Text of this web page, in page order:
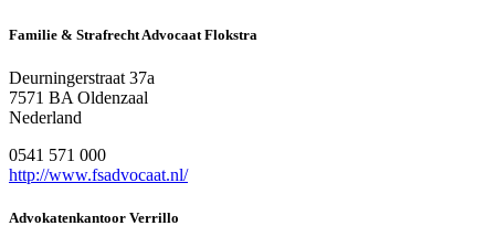
Familie & Strafrecht Advocaat Flokstra
Deurningerstraat 37a
7571 BA Oldenzaal
Nederland
0541 571 000
http://www.fsadvocaat.nl/
Advokatenkantoor Verrillo